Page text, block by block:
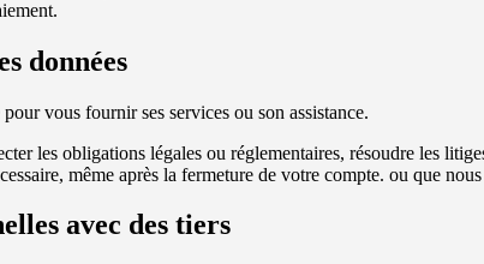
données
vous fournir ses services ou son assistance.
les obligations légales ou réglementaires, résoudre les
même après la fermeture de votre compte. ou que
avec des tiers